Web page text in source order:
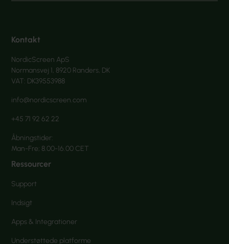
Kontakt
NordicScreen ApS
Normansvej 1, 8920 Randers, DK
VAT: DK39553988
info@nordicscreen.com
+45 71 92 62 22
Åbningstider:
Man-Fre; 8.00-16.00 CET
Ressourcer
Support
Indsigt
Apps & Integrationer
Understøttede platforme